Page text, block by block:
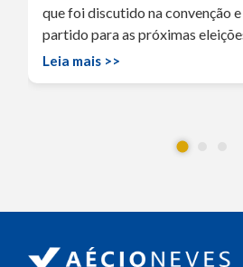
que foi discutido na convenção
partido para as próximas
Leia mais >>